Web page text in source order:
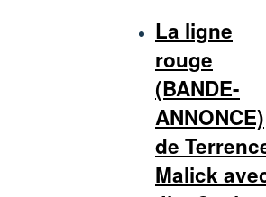
La ligne
rouge
(BANDE-
ANNONCE)
de
Malick